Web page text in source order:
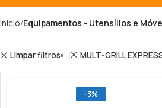
Início Equipamentos - Utensílios e
Limpar filtros MULT-GRILL
-3%